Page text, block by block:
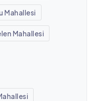
Mahallesi
Mahallesi